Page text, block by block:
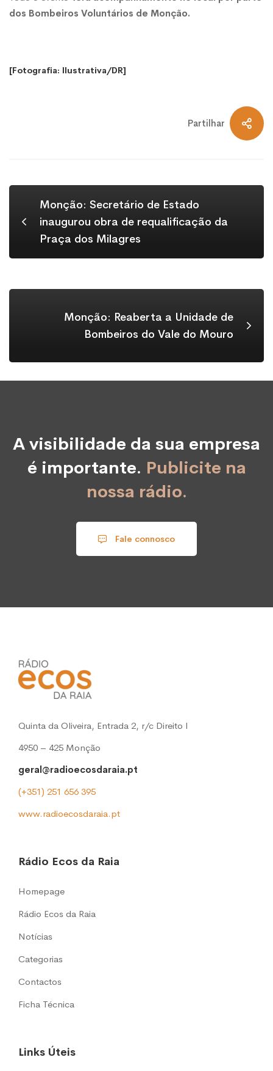
dos Bombeiros Voluntários de Monção.
[Fotografia: Ilustrativa/DR]
Partilhar
Monção: Secretário de Estado
inaugurou obra de requalificação da
Praça dos Milagres
Monção: Reaberta a Unidade de
Bombeiros do Vale do Mouro
A visibilidade da sua empresa
é importante. Publicite na
nossa rádio.
Fale connosco
Quinta da Oliveira, Entrada 2, r/c Direito l
4950 – 425 Monção
geral@radioecosdaraia.pt
(+351) 251 656 395
www.radioecosdaraia.pt
Rádio Ecos da Raia
Homepage
Rádio Ecos da Raia
Notícias
Categorias
Contactos
Ficha Técnica
Links Úteis